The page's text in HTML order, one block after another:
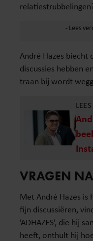
André Hazes biecht
discussies hebben
traan bij wordt
VRAGEN
Met André Hazes
fijn discussiëren,
’ADHAZES’, die hij
heeft, onthult hij